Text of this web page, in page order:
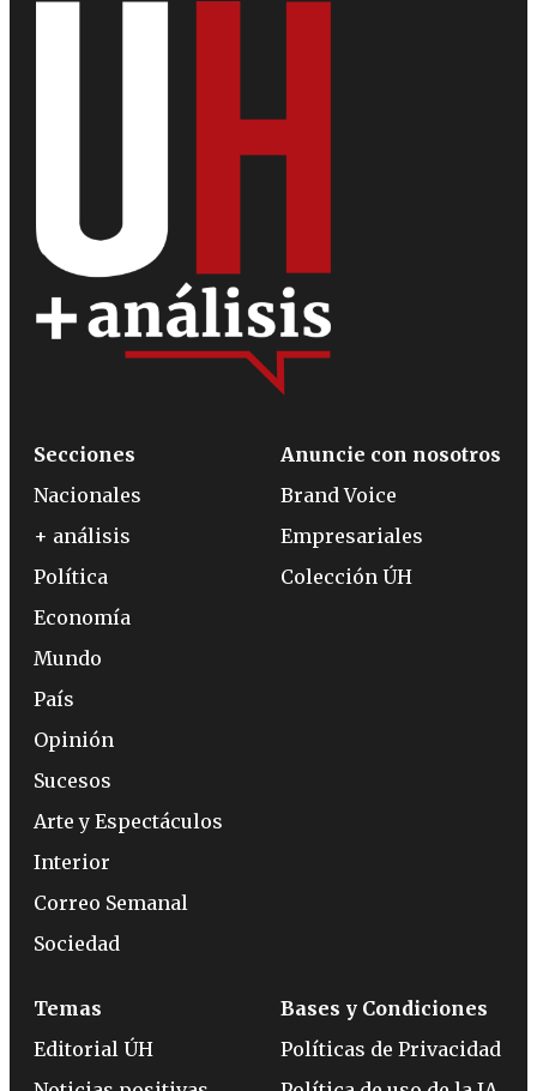
Secciones
Nacionales
+ análisis
Política
Economía
Mundo
País
Opinión
Sucesos
Arte y Espectáculos
Interior
Correo Semanal
Sociedad
Anuncie con nosotros
Brand Voice
Empresariales
Colección ÚH
Temas
Editorial ÚH
Bases y Condiciones
Políticas de Privacidad